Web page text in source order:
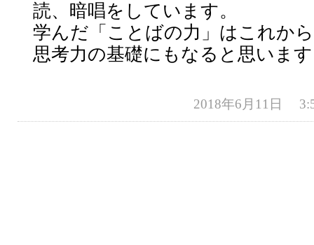
読、暗唱をしています。
学んだ「ことばの力」はこれか
思考力の基礎にもなると思いま
2018年6月11日